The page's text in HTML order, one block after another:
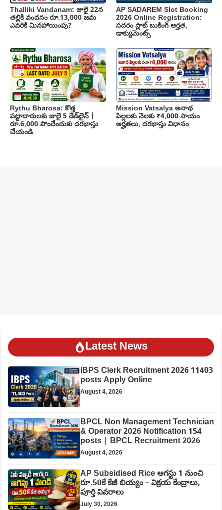
Thalliki Vandanam: జులై 22న
తల్లికి వందనం రూ.13,000 జమ
ఎవరికి మినహాయింపు?
AP SADAREM Slot Booking
2026 Online Registration:
సదరం స్లాట్ బుకింగ్ అర్హత,
డాక్యుమెంట్స్
Rythu Bharosa: కొత్త
పట్టాదారులకు జులై 5 డెడ్‌లైన్ |
రూ.6,000 పొందేందుకు దరఖాస్తు
చేయండి
Mission Vatsalya అనాథ
పిల్లలకు నెలకు ₹4,000 సాయం
అర్హతలు, దరఖాస్తు విధానం
Latest News
IBPS Clerk Recruitment 2026 11403
posts Apply Online
August 4, 2026
BPCL Non Management Technician
& Operator 2026 Notification 154
posts | BPCL Recruitment 2026
August 4, 2026
AP Subsidised Rice ఆగస్టు 1 నుంచి
రూ.50కే కేజీ బియ్యం – విక్రయ కేంద్రాలు,
పూర్తి వివరాలు
July 30, 2026